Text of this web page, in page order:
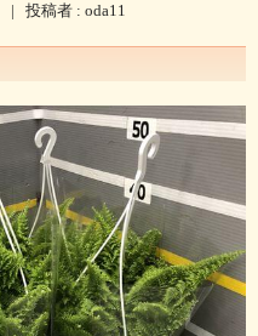
| 投稿者 : oda11